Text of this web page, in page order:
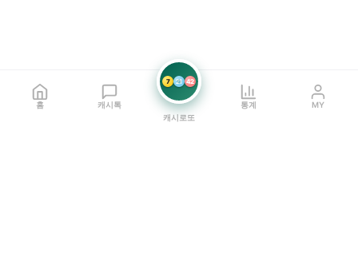
홈 캐시톡
7 21 42
캐시로또
통계 MY